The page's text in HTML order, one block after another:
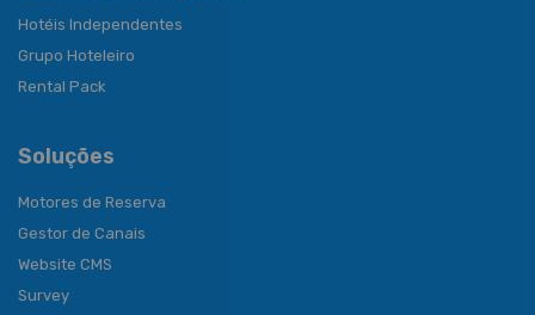
Hotéis Independentes
Grupo Hoteleiro
Rental Pack
Soluções
Motores de Reserva
Gestor de Canais
Website CMS
Survey